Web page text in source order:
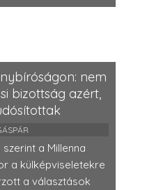
nem
bizottság azért,
a Millenna
a külképviseletekre
a választások